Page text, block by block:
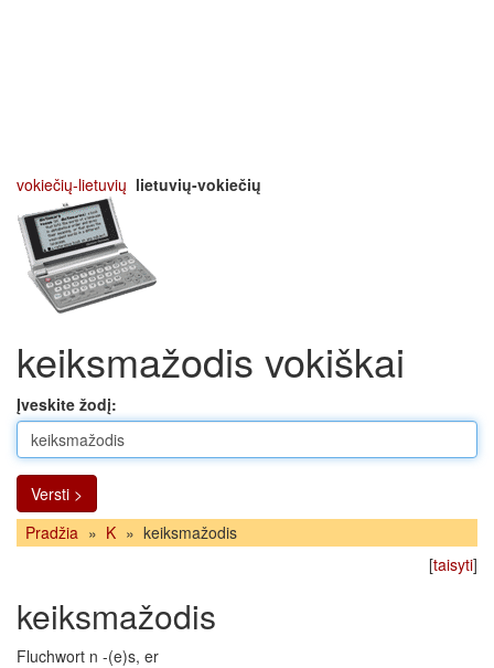
vokiečių-lietuvių lietuvių-vokiečių
keiksmažodis vokiškai
Įveskite žodį:
Versti >
Pradžia » K » keiksmažodis
[taisyti]
keiksmažodis
Fluchwort n -(e)s, er